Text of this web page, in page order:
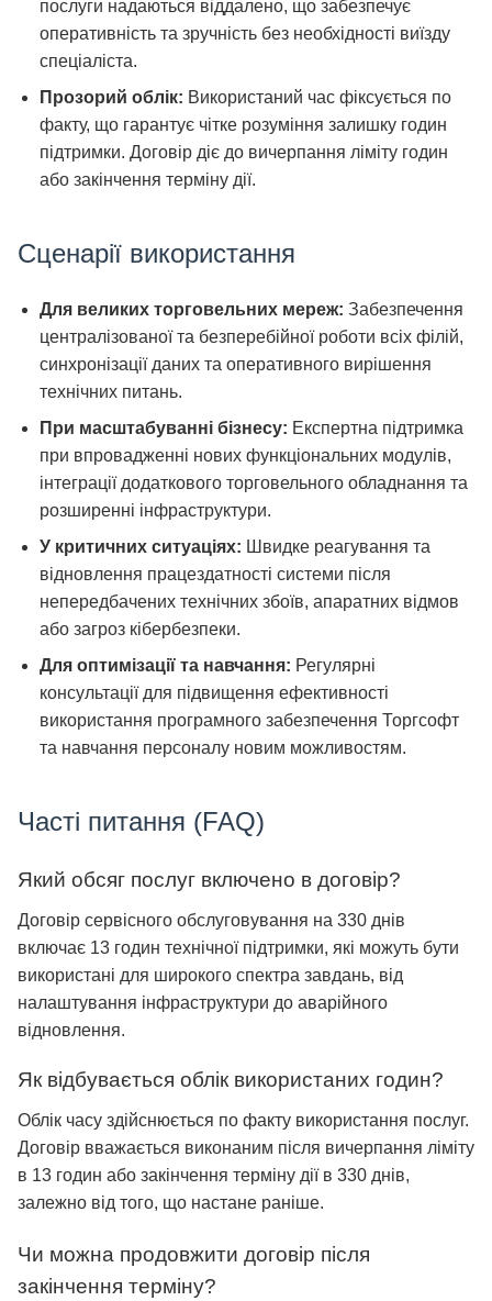
послуги надаються віддалено, що забезпечує
оперативність та зручність без необхідності виїзду
спеціаліста.
Прозорий облік: Використаний час фіксується по
факту, що гарантує чітке розуміння залишку годин
підтримки. Договір діє до вичерпання ліміту годин
або закінчення терміну дії.
Сценарії використання
Для великих торговельних мереж: Забезпечення
централізованої та безперебійної роботи всіх філій,
синхронізації даних та оперативного вирішення
технічних питань.
При масштабуванні бізнесу: Експертна підтримка
при впровадженні нових функціональних модулів,
інтеграції додаткового торговельного обладнання та
розширенні інфраструктури.
У критичних ситуаціях: Швидке реагування та
відновлення працездатності системи після
непередбачених технічних збоїв, апаратних відмов
або загроз кібербезпеки.
Для оптимізації та навчання: Регулярні
консультації для підвищення ефективності
використання програмного забезпечення Торгсофт
та навчання персоналу новим можливостям.
Часті питання (FAQ)
Який обсяг послуг включено в договір?
Договір сервісного обслуговування на 330 днів
включає 13 годин технічної підтримки, які можуть бути
використані для широкого спектра завдань, від
налаштування інфраструктури до аварійного
відновлення.
Як відбувається облік використаних годин?
Облік часу здійснюється по факту використання послуг.
Договір вважається виконаним після вичерпання ліміту
в 13 годин або закінчення терміну дії в 330 днів,
залежно від того, що настане раніше.
Чи можна продовжити договір після
закінчення терміну?